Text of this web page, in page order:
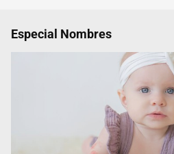
Especial Nombres